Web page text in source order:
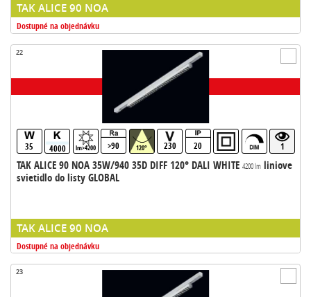
TAK ALICE 90 NOA
Dostupné na objednávku
22
35 4000 lm>4200 >90 120° 230 20 1
TAK ALICE 90 NOA 35W/940 35D DIFF 120° DALI WHITE 4200 lmliniove
svietidlo do listy GLOBAL
TAK ALICE 90 NOA
Dostupné na objednávku
23